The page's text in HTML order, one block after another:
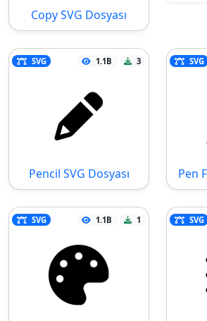
Copy SVG Dosyası
SVG 1.1B 3
Pencil SVG Dosyası
SVG
SVG 1.1B 1 SVG